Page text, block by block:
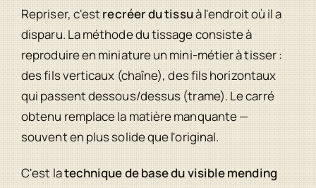
Repriser, c'estrecréer du tissuà l'endroit où il a
disparu. La méthode du tissage consiste à
reproduire en miniature un mini-métier à tisser :
des fils verticaux (chaîne), des fils horizontaux
qui passent dessous/dessus (trame). Le carré
obtenu remplace la matière manquante —
souvent en plus solide que l'original.
C'est latechnique de base du visible mending